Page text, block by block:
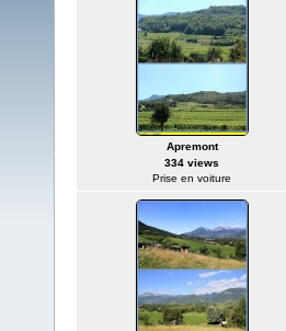
Apremont
334 views
Prise en voiture